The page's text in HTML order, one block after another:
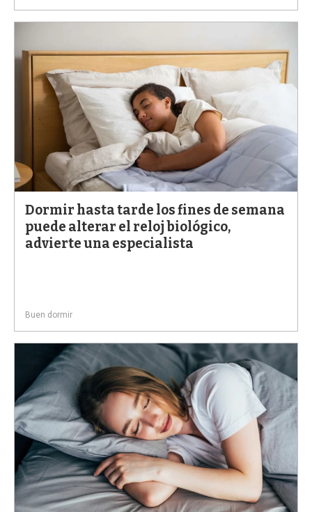
Dormir hasta tarde los fines de semana
puede alterar el reloj biológico,
advierte una especialista
Buen dormir